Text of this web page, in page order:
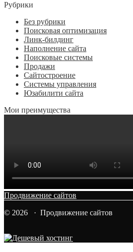
Рубрики
Без рубрики
Поисковая оптимизация
Линк-билдинг
Наполнение сайта
Поисковые системы
Продажи
Сайтостроение
Системы управления
Юзабилити сайта
Мои преимущества
Продвижение сайтов
© 2026 · Продвижение сайтов